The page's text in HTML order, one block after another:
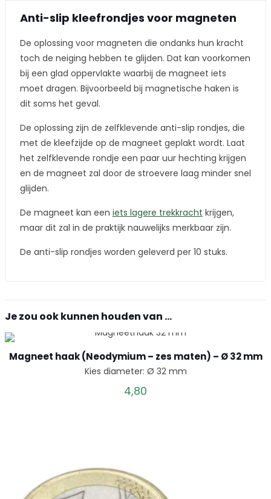
Anti-slip kleefrondjes voor magneten
De oplossing voor magneten die ondanks hun kracht
toch de neiging hebben te glijden. Dat kan voorkomen
bij een glad oppervlakte waarbij de magneet iets
moet dragen. Bijvoorbeeld bij magnetische haken is
dit soms het geval.
De oplossing zijn de zelfklevende anti-slip rondjes, die
met de kleefzijde op de magneet geplakt wordt. Laat
het zelfklevende rondje een paar uur hechting krijgen
en de magneet zal door de stroevere laag minder snel
glijden.
De magneet kan een iets lagere trekkracht krijgen,
maar dit zal in de praktijk nauwelijks merkbaar zijn.
De anti-slip rondjes worden geleverd per 10 stuks.
Je zou ook kunnen houden van …
Magneet haak (Neodymium – zes maten) – Ø 32 mm
Kies diameter: Ø 32 mm
4,80